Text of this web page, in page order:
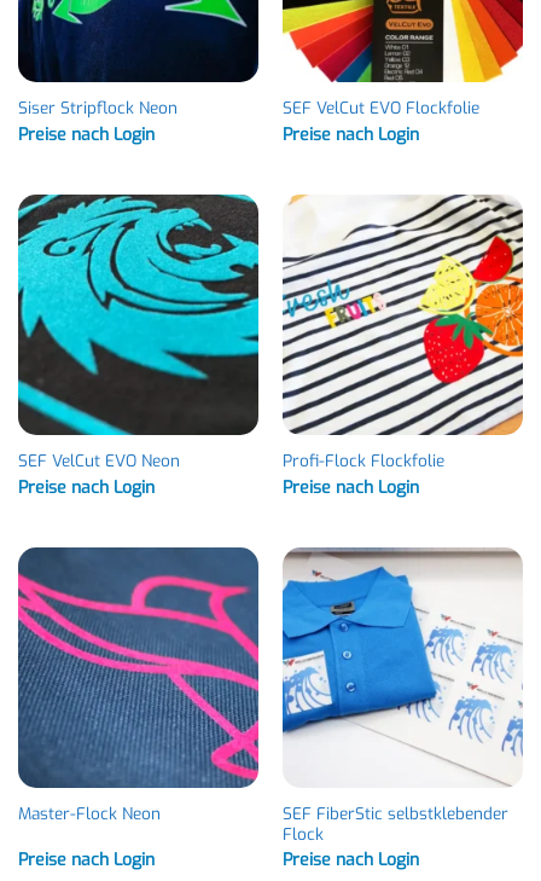
Siser Stripflock Neon
Preise nach Login
SEF VelCut EVO Flockfolie
Preise nach Login
SEF VelCut EVO Neon
Preise nach Login
Profi-Flock Flockfolie
Preise nach Login
Master-Flock Neon
Preise nach Login
SEF FiberStic selbstklebender
Flock
Preise nach Login